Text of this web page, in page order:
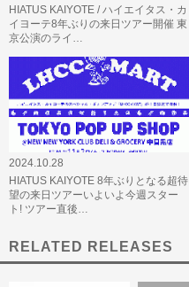
HIATUS KAIYOTE / ハイエイタス・カ
イヨーテ8年ぶりの来日ツアー開催 東
京公演のライ…
2024.10.28
HIATUS KAIYOTE 8年ぶりとなる超待
望の来日ツアーいよいよ今週スター
ト! ツアー直後…
RELATED RELEASES